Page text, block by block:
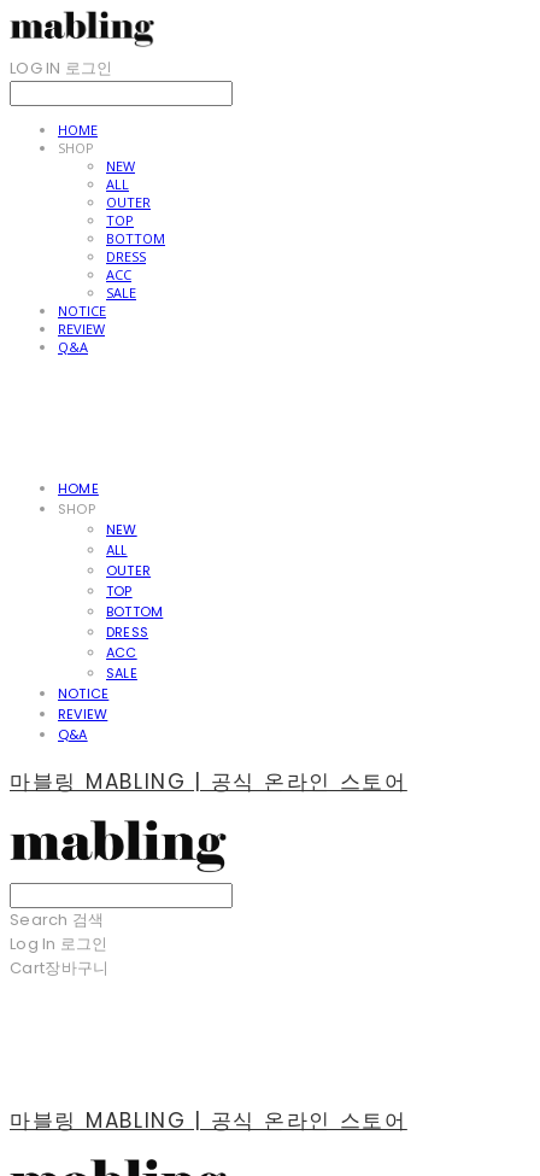
LOG IN 로그인
HOME
SHOP
NEW
ALL
OUTER
TOP
BOTTOM
DRESS
ACC
SALE
NOTICE
REVIEW
Q&A
HOME
SHOP
NEW
ALL
OUTER
TOP
BOTTOM
DRESS
ACC
SALE
NOTICE
REVIEW
Q&A
마블링 MABLING | 공식 온라인 스토어
Search 검색
Log In 로그인
Cart장바구니
마블링 MABLING | 공식 온라인 스토어